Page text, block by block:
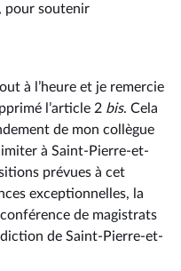
pour soutenir
à l’heure et je remercie
l’article 2 bis. Cela
de mon collègue
à Saint-Pierre-et-
prévues à cet
exceptionnelles, la
de magistrats
de Saint-Pierre-et-